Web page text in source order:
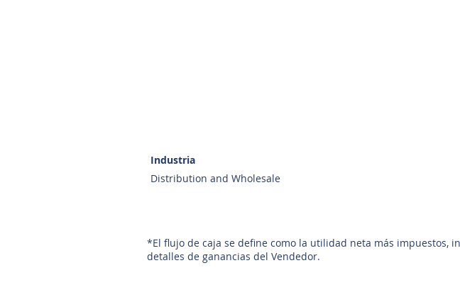
Industria
Distribution and Wholesale
*El flujo de caja se define como la utilidad neta más impuestos,
detalles de ganancias del Vendedor.